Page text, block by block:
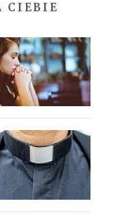
CIEBIE